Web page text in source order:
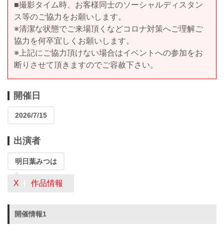
■撮影タイム時、お客様同士のソーシャルディスタン
ス等のご協力をお願いします。
※清潔な状態でご来場頂くなどコロナ対策へご理解ご
協力を何卒宜しくお願いします。
※上記にご協力頂けない場合はイベントへの参加をお
断りさせて頂きますのでご容赦下さい。
開催日
2026/7/15
出演者
明日葉みつは
X 作品情報
開催情報1